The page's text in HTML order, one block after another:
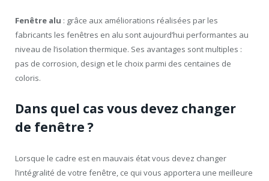
Fenêtre alu : grâce aux améliorations réalisées par les
fabricants les fenêtres en alu sont aujourd’hui performantes au
niveau de l’isolation thermique. Ses avantages sont multiples :
pas de corrosion, design et le choix parmi des centaines de
coloris.
Dans quel cas vous devez changer
de fenêtre ?
Lorsque le cadre est en mauvais état vous devez changer
l’intégralité de votre fenêtre, ce qui vous apportera une meilleure